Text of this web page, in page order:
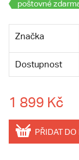
poštovné
Značka
Dostupnost
1 899 Kč
PŘIDAT DO